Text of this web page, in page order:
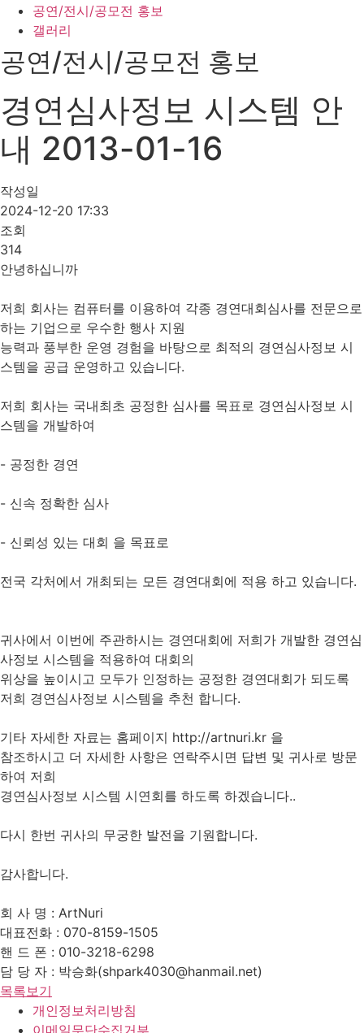
공연/전시/공모전 홍보
갤러리
공연/전시/공모전 홍보
경연심사정보 시스템 안
내 2013-01-16
작성일
2024-12-20 17:33
조회
314
안녕하십니까
저희 회사는 컴퓨터를 이용하여 각종 경연대회심사를 전문으로
하는 기업으로 우수한 행사 지원
능력과 풍부한 운영 경험을 바탕으로 최적의 경연심사정보 시
스템을 공급 운영하고 있습니다.
저희 회사는 국내최초 공정한 심사를 목표로 경연심사정보 시
스템을 개발하여
- 공정한 경연
- 신속 정확한 심사
- 신뢰성 있는 대회 을 목표로
전국 각처에서 개최되는 모든 경연대회에 적용 하고 있습니다.
귀사에서 이번에 주관하시는 경연대회에 저희가 개발한 경연심
사정보 시스템을 적용하여 대회의
위상을 높이시고 모두가 인정하는 공정한 경연대회가 되도록
저희 경연심사정보 시스템을 추천 합니다.
기타 자세한 자료는 홈페이지 http://artnuri.kr 을
참조하시고 더 자세한 사항은 연락주시면 답변 및 귀사로 방문
하여 저희
경연심사정보 시스템 시연회를 하도록 하겠습니다..
다시 한번 귀사의 무궁한 발전을 기원합니다.
감사합니다.
회 사 명 : ArtNuri
대표전화 : 070-8159-1505
핸 드 폰 : 010-3218-6298
담 당 자 : 박승화(shpark4030@hanmail.net)
목록보기
개인정보처리방침
이메일무단수집거부